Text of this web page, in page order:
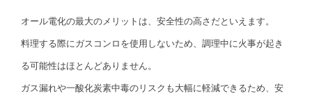
オール電化の最大のメリットは、安全性の高さだといえます。
料理する際にガスコンロを使用しないため、調理中に火事が起き
る可能性はほとんどありません。
ガス漏れや一酸化炭素中毒のリスクも大幅に軽減できるため、安